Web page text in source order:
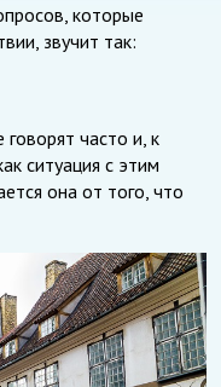
которые
звучит так:
часто и, к
ситуация с этим
она от того, что